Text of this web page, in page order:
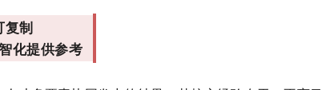
复制
化提供参考